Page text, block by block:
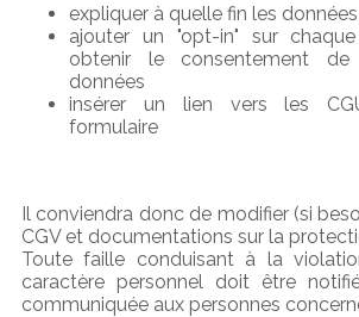
expliquer à quelle fin les
ajouter un "opt-in" sur
obtenir le consentement
données
insérer un lien vers les
formulaire
Il conviendra donc de modifier (si
CGV et documentations sur la
Toute faille conduisant à la
caractère personnel doit être
communiquée aux personnes